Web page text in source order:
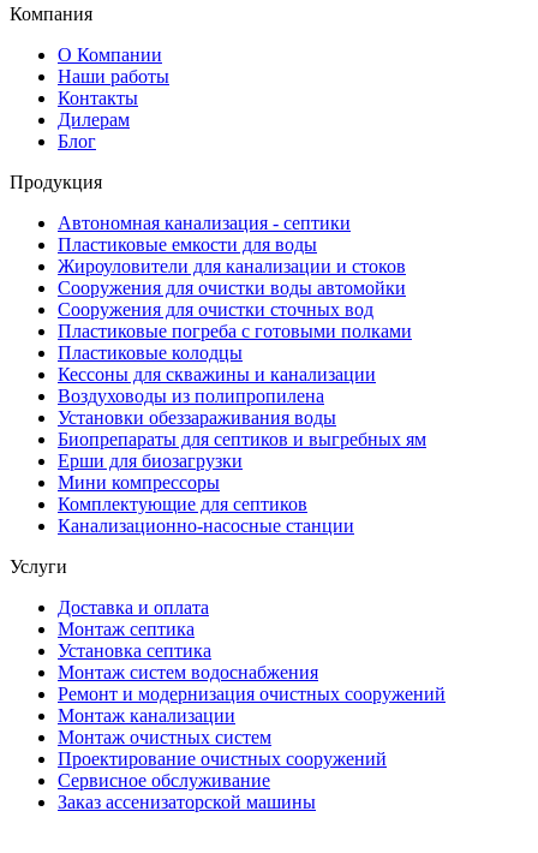
Компания
О Компании
Наши работы
Контакты
Дилерам
Блог
Продукция
Автономная канализация - септики
Пластиковые емкости для воды
Жироуловители для канализации и стоков
Сооружения для очистки воды автомойки
Сооружения для очистки сточных вод
Пластиковые погреба с готовыми полками
Пластиковые колодцы
Кессоны для скважины и канализации
Воздуховоды из полипропилена
Установки обеззараживания воды
Биопрепараты для септиков и выгребных ям
Ерши для биозагрузки
Мини компрессоры
Комплектующие для септиков
Канализационно-насосные станции
Услуги
Доставка и оплата
Монтаж септика
Установка септика
Монтаж систем водоснабжения
Ремонт и модернизация очистных сооружений
Монтаж канализации
Монтаж очистных систем
Проектирование очистных сооружений
Сервисное обслуживание
Заказ ассенизаторской машины